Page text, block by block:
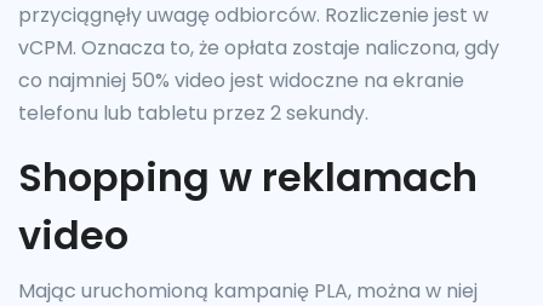
przyciągnęły uwagę odbiorców. Rozliczenie jest w
vCPM. Oznacza to, że opłata zostaje naliczona, gdy
co najmniej 50% video jest widoczne na ekranie
telefonu lub tabletu przez 2 sekundy.
Shopping w reklamach
video
Mając uruchomioną kampanię PLA, można w niej